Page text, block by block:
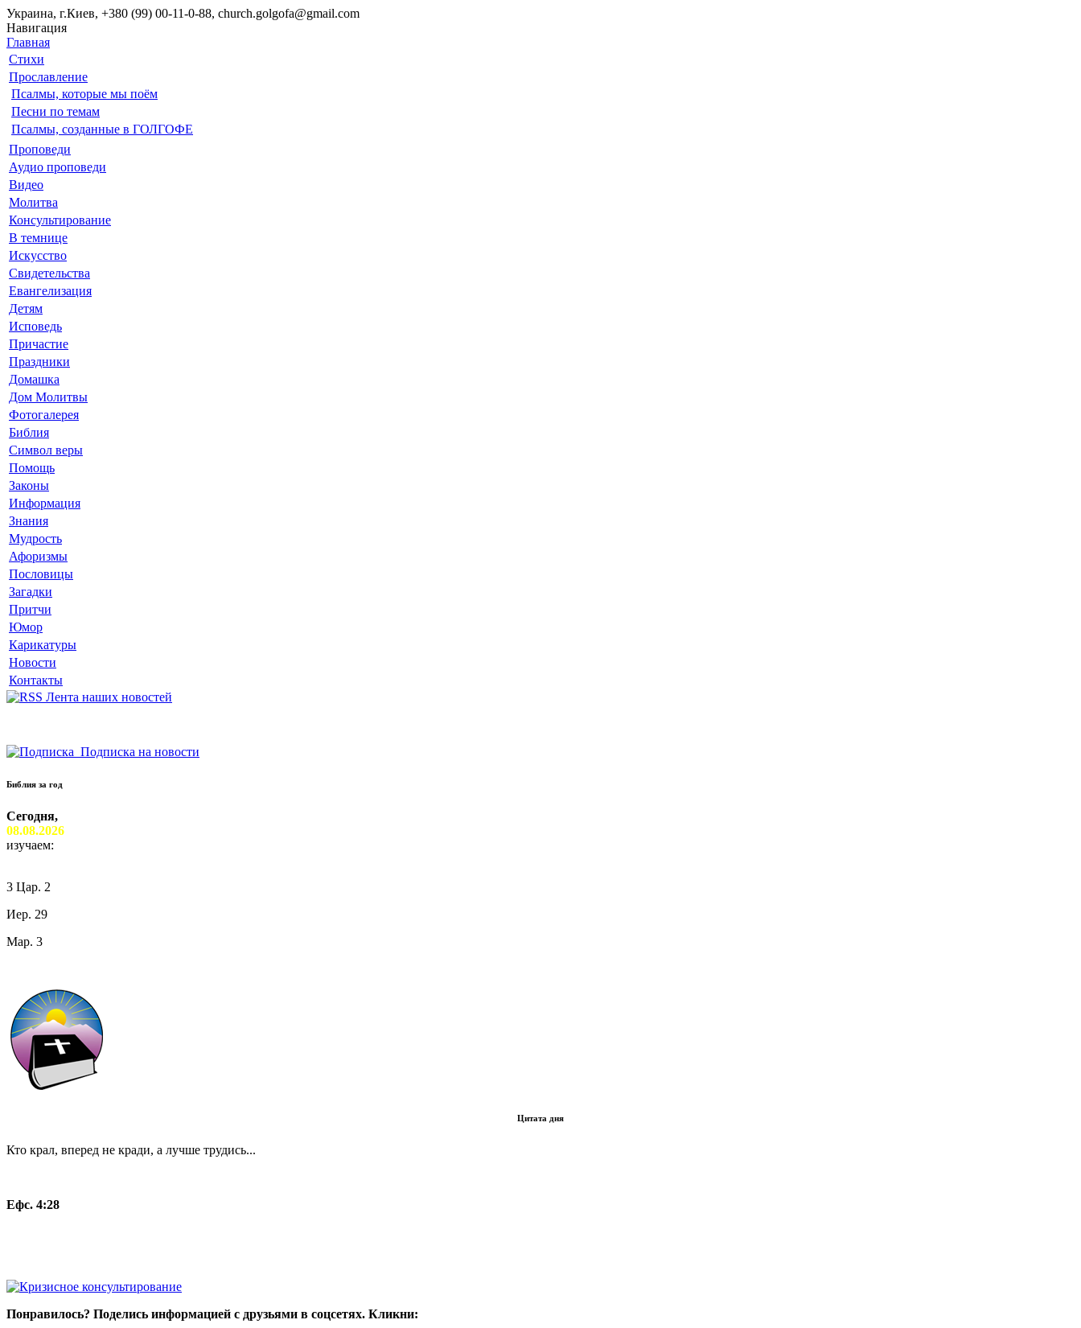
Украина, г.Киев, +380 (99) 00-11-0-88, church.golgofa@gmail.com
Навигация
Главная
Стихи
Прославление
Псалмы, которые мы поём
Песни по темам
Псалмы, созданные в ГОЛГОФЕ
Проповеди
Аудио проповеди
Видео
Молитва
Консультирование
В темнице
Искусство
Свидетельства
Евангелизация
Детям
Исповедь
Причастие
Праздники
Домашка
Дом Молитвы
Фотогалерея
Библия
Символ веры
Помощь
Законы
Информация
Знания
Мудрость
Афоризмы
Пословицы
Загадки
Притчи
Юмор
Карикатуры
Новости
Контакты
Лента наших новостей
Подписка на новости
Библия за год
Сегодня,
08.08.2026
изучаем:
3 Цар. 2
Иер. 29
Мар. 3
Цитата дня
Кто крал, вперед не кради, а лучше трудись...
Ефс. 4:28
Понравилось? Поделись информацией с друзьями в соцсетях. Кликни: